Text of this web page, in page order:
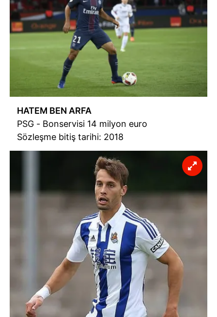
HATEM BEN ARFA
PSG - Bonservisi 14 milyon euro
Sözleşme bitiş tarihi: 2018